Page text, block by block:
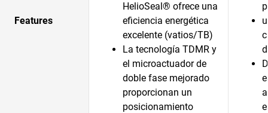
Features
HelioSeal® ofrece una
eficiencia energética
excelente (vatios/TB)
La tecnología TDMR y
el microactuador de
doble fase mejorado
proporcionan un
posicionamiento